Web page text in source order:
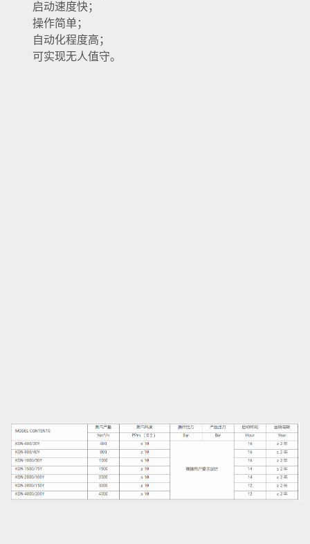
启动速度快；
操作简单；
自动化程度高；
可实现无人值守。